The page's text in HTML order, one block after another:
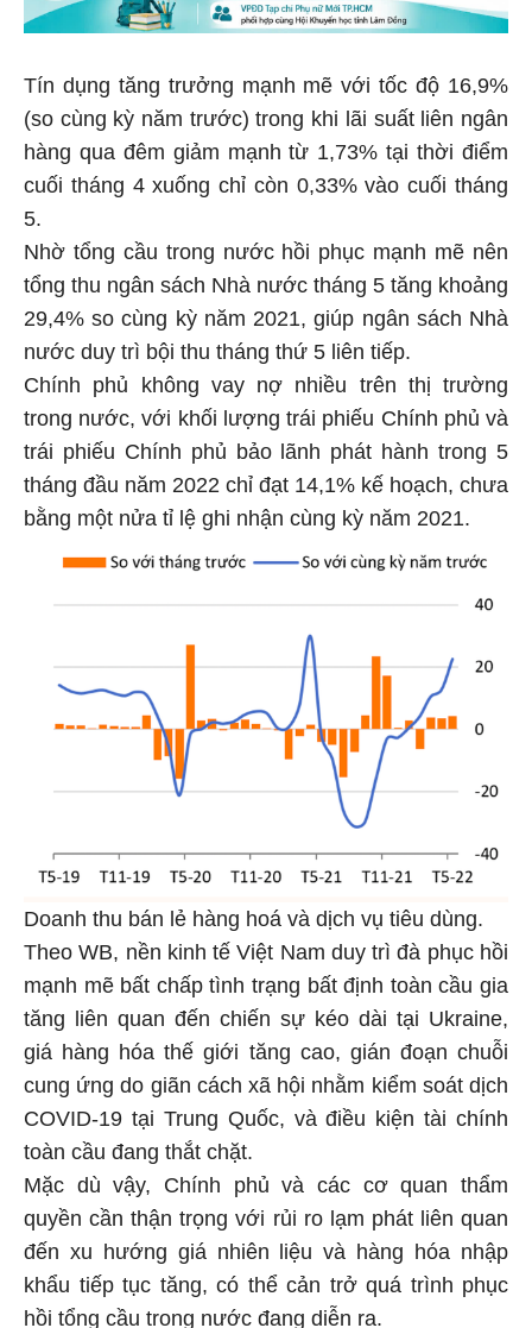
Tín dụng tăng trưởng mạnh mẽ với tốc độ 16,9%
(so cùng kỳ năm trước) trong khi lãi suất liên ngân
hàng qua đêm giảm mạnh từ 1,73% tại thời điểm
cuối tháng 4 xuống chỉ còn 0,33% vào cuối tháng
5.
Nhờ tổng cầu trong nước hồi phục mạnh mẽ nên
tổng thu ngân sách Nhà nước tháng 5 tăng khoảng
29,4% so cùng kỳ năm 2021, giúp ngân sách Nhà
nước duy trì bội thu tháng thứ 5 liên tiếp.
Chính phủ không vay nợ nhiều trên thị trường
trong nước, với khối lượng trái phiếu Chính phủ và
trái phiếu Chính phủ bảo lãnh phát hành trong 5
tháng đầu năm 2022 chỉ đạt 14,1% kế hoạch, chưa
bằng một nửa tỉ lệ ghi nhận cùng kỳ năm 2021.
Doanh thu bán lẻ hàng hoá và dịch vụ tiêu dùng.
Theo WB, nền kinh tế Việt Nam duy trì đà phục hồi
mạnh mẽ bất chấp tình trạng bất định toàn cầu gia
tăng liên quan đến chiến sự kéo dài tại Ukraine,
giá hàng hóa thế giới tăng cao, gián đoạn chuỗi
cung ứng do giãn cách xã hội nhằm kiểm soát dịch
COVID-19 tại Trung Quốc, và điều kiện tài chính
toàn cầu đang thắt chặt.
Mặc dù vậy, Chính phủ và các cơ quan thẩm
quyền cần thận trọng với rủi ro lạm phát liên quan
đến xu hướng giá nhiên liệu và hàng hóa nhập
khẩu tiếp tục tăng, có thể cản trở quá trình phục
hồi tổng cầu trong nước đang diễn ra.